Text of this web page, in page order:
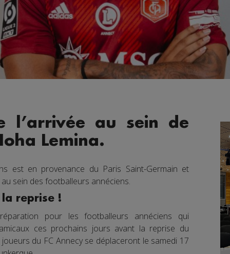
l’arrivée au sein de
Lemina.
est en provenance du Paris Saint-Germain et
sein des footballeurs annéciens.
reprise !
pour les footballeurs annéciens qui
ces prochains jours avant la reprise du
du FC Annecy se déplaceront le samedi 17